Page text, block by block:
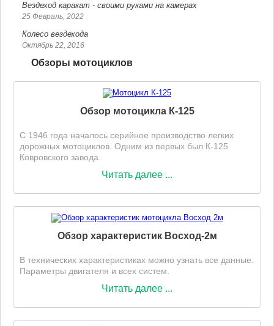
Вездеход каракат - своими руками на камерах
25 Февраль, 2022
Колесо вездехода
Октябрь 22, 2016
Обзоры мотоциклов
Обзор мотоцикла К-125
С 1946 года началось серийное производство легких
дорожных мотоциклов. Одним из первых был К-125
Ковровского завода.
Читать далее ...
Обзор характеристик Восход-2м
В технических характеристиках можно узнать все данные.
Параметры двигателя и всех систем.
Читать далее ...